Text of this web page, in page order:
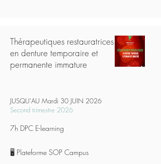
Thérapeutiques restauratrices
en denture temporaire et
permanente immature
JUSQU'AU Mardi 30 JUIN 2026
Second trimestre 2026
7h DPC E-learning
🖥️ Plateforme SOP Campus